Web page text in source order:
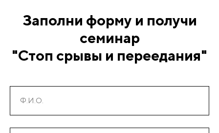
Заполни форму и получи
семинар
"Стоп срывы и переедания"